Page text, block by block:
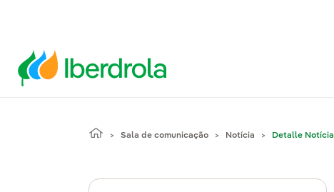
Sala de comunicação Notícia Detalle Notícia